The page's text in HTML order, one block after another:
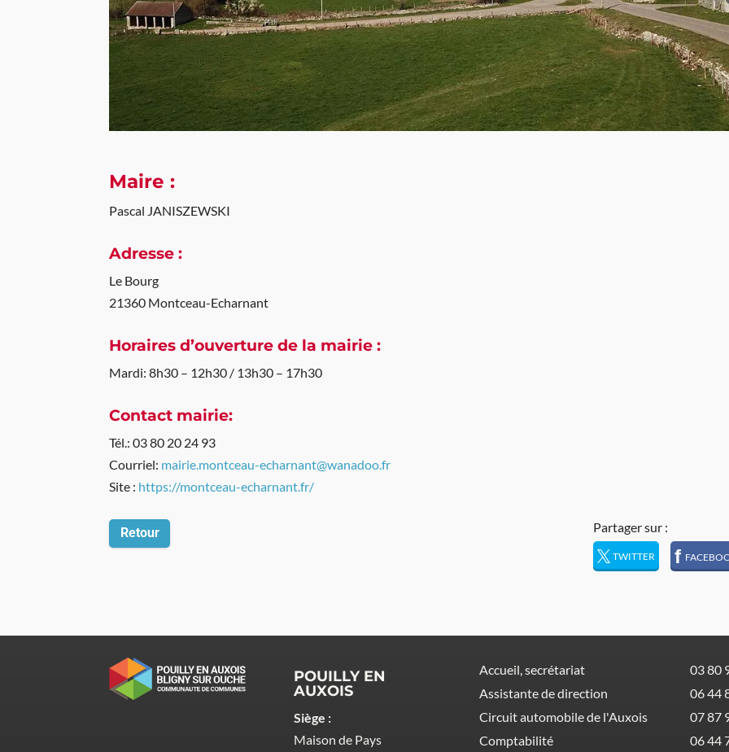
Maire :
Pascal JANISZEWSKI
Adresse :
Le Bourg
21360 Montceau-Echarnant
Horaires d’ouverture de la mairie :
Mardi: 8h30 – 12h30 / 13h30 – 17h30
Contact mairie:
Tél.: 03 80 20 24 93
Courriel: mairie.montceau-echarnant@wanadoo.fr
Site : https://montceau-echarnant.fr/
Partager sur :
TWITTER f
POUILLY EN
AUXOIS
Siège :
Maison de Pays
Accueil, secrétariat
03 80
Assistante de direction
06 44
Circuit automobile de l'Auxois
07 87
Comptabilité
06 44